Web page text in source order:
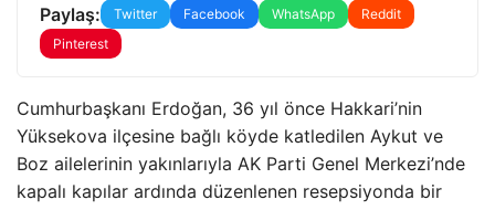
Paylaş: Twitter Facebook WhatsApp
Reddit
Pinterest
Cumhurbaşkanı Erdoğan, 36 yıl önce Hakkari’nin
Yüksekova ilçesine bağlı köyde katledilen Aykut ve
Boz ailelerinin yakınlarıyla AK Parti Genel Merkezi’nde
kapalı kapılar ardında düzenlenen resepsiyonda bir